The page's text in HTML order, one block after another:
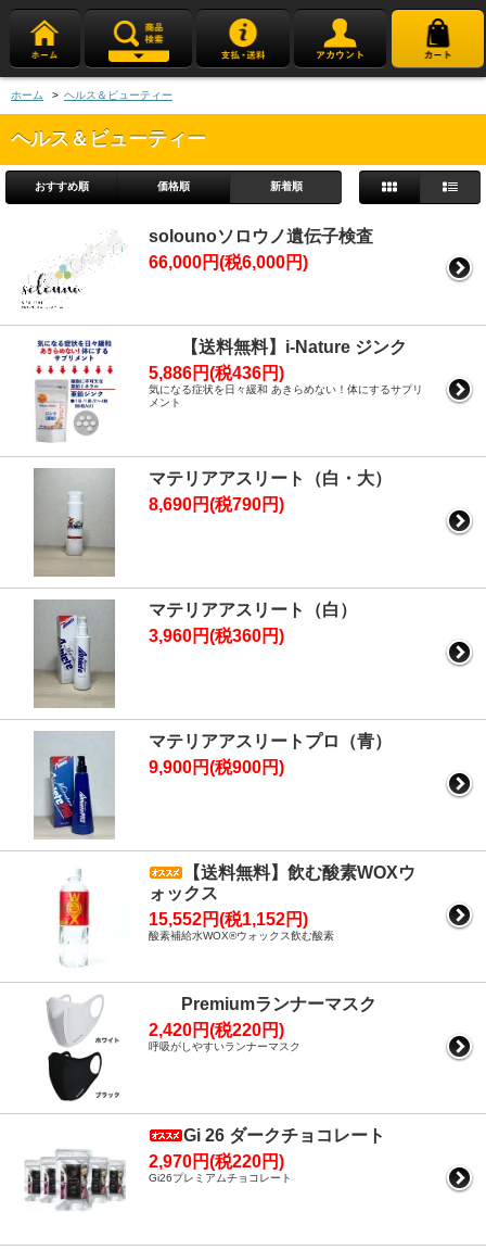
ホーム > ヘルス＆ビューティー
ヘルス＆ビューティー
おすすめ順 価格順 新着順
solounoソロウノ遺伝子検査
66,000円(税6,000円)
【送料無料】i-Nature ジンク
5,886円(税436円)
気になる症状を日々緩和 あきらめない！体にするサプリ
メント
マテリアアスリート（白・大）
8,690円(税790円)
マテリアアスリート（白）
3,960円(税360円)
マテリアアスリートプロ（青）
9,900円(税900円)
【送料無料】飲む酸素WOXウ
ォックス
15,552円(税1,152円)
酸素補給水WOX®ウォックス飲む酸素
Premiumランナーマスク
2,420円(税220円)
呼吸がしやすいランナーマスク
Gi 26 ダークチョコレート
2,970円(税220円)
Gi26プレミアムチョコレート